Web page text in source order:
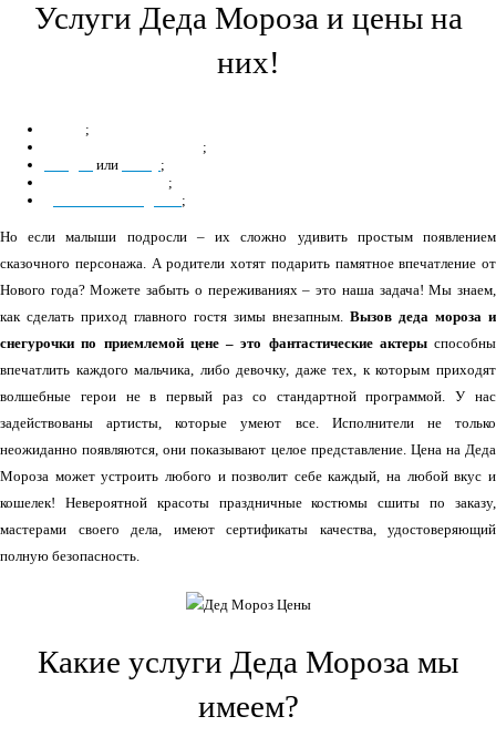
Услуги Деда Мороза и цены на
них!
;
;
или
;
;
;
Но если малыши подросли – их сложно удивить простым появлением
сказочного персонажа. А родители хотят подарить памятное впечатление от
Нового года? Можете забыть о переживаниях – это наша задача! Мы знаем,
как сделать приход главного гостя зимы внезапным. Вызов деда мороза и
снегурочки по приемлемой цене – это фантастические актерыспособны
впечатлить каждого мальчика, либо девочку, даже тех, к которым приходят
волшебные герои не в первый раз со стандартной программой. У нас
задействованы артисты, которые умеют все. Исполнители не только
неожиданно появляются, они показывают целое представление. Цена на Деда
Мороза может устроить любого и позволит себе каждый, на любой вкус и
кошелек! Невероятной красоты праздничные костюмы сшиты по заказу,
мастерами своего дела, имеют сертификаты качества, удостоверяющий
полную безопасность.
Какие услуги Деда Мороза мы
имеем?